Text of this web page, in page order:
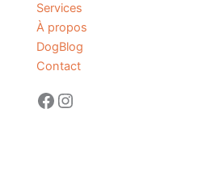
Services
À propos
DogBlog
Contact